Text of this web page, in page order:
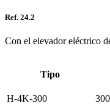
Ref. 24.2
Con el elevador eléctrico
Tipo
H-4K-300